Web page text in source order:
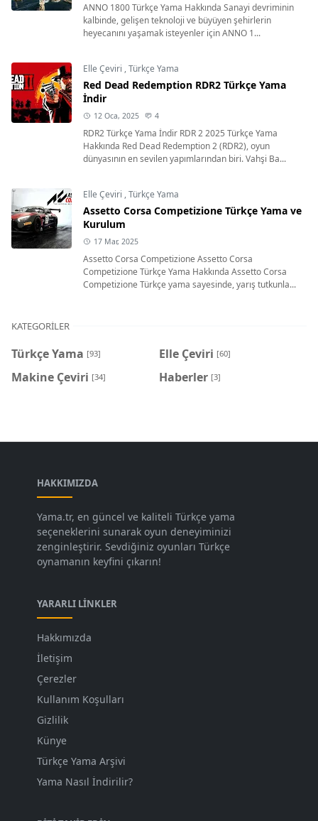
ANNO 1800 Türkçe Yama Hakkında Sanayi devriminin
kalbinde, gelişen teknoloji ve büyüyen şehirlerin
heyecanını yaşamak isteyenler için ANNO 1...
Elle Çeviri ,Türkçe Yama
Red Dead Redemption RDR2 Türkçe Yama
İndir
12 Oca, 2025 4
RDR2 Türkçe Yama İndir RDR 2 2025 Türkçe Yama
Hakkında Red Dead Redemption 2 (RDR2), oyun
dünyasının en sevilen yapımlarından biri. Vahşi Ba...
Elle Çeviri ,Türkçe Yama
Assetto Corsa Competizione Türkçe Yama ve
Kurulum
17 Mar, 2025
Assetto Corsa Competizione Assetto Corsa
Competizione Türkçe Yama Hakkında Assetto Corsa
Competizione Türkçe yama sayesinde, yarış tutkunla...
KATEGORILER
Türkçe Yama [93] Elle Çeviri [60]
Makine Çeviri [34] Haberler [3]
HAKKIMIZDA
Yama.tr, en güncel ve kaliteli Türkçe yama
seçeneklerini sunarak oyun deneyiminizi
zenginleştirir. Sevdiğiniz oyunları Türkçe
oynamanın keyfini çıkarın!
YARARLI LINKLER
Hakkımızda
İletişim
Çerezler
Kullanım Koşulları
Gizlilik
Künye
Türkçe Yama Arşivi
Yama Nasıl İndirilir?